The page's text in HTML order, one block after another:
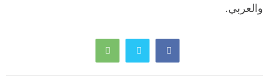
والعربي.